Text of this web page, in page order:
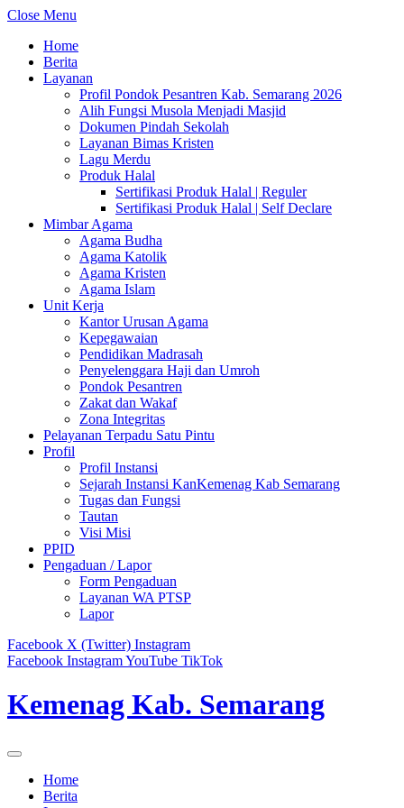
Close Menu
Home
Berita
Layanan
Profil Pondok Pesantren Kab. Semarang 2026
Alih Fungsi Musola Menjadi Masjid
Dokumen Pindah Sekolah
Layanan Bimas Kristen
Lagu Merdu
Produk Halal
Sertifikasi Produk Halal | Reguler
Sertifikasi Produk Halal | Self Declare
Mimbar Agama
Agama Budha
Agama Katolik
Agama Kristen
Agama Islam
Unit Kerja
Kantor Urusan Agama
Kepegawaian
Pendidikan Madrasah
Penyelenggara Haji dan Umroh
Pondok Pesantren
Zakat dan Wakaf
Zona Integritas
Pelayanan Terpadu Satu Pintu
Profil
Profil Instansi
Sejarah Instansi KanKemenag Kab Semarang
Tugas dan Fungsi
Tautan
Visi Misi
PPID
Pengaduan / Lapor
Form Pengaduan
Layanan WA PTSP
Lapor
Facebook X (Twitter) Instagram
Facebook InstagramYouTube TikTok
Kemenag Kab. Semarang
Home
Berita